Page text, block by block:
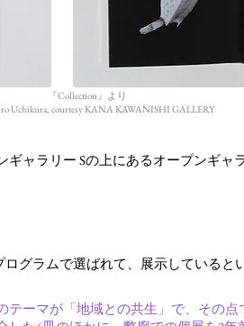
『Collection』より
Uchikura, courtesy KANA KAWANISHI GALLERY
ャラリー Sの上にあるオープンギャ
グラムで選ばれて、展示していると
テーマが「地域との共生」で、その点